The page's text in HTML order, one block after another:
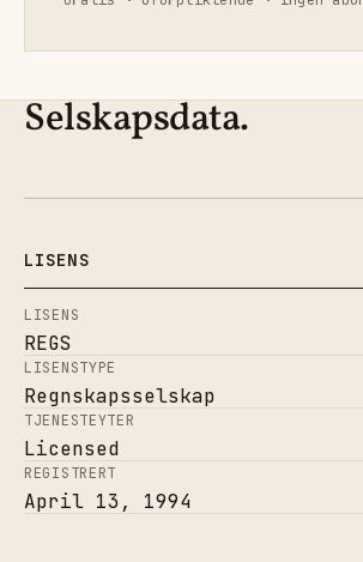
Selskapsdata.
LISENS
LISENS
REGS
LISENSTYPE
Regnskapsselskap
TJENESTEYTER
Licensed
REGISTRERT
April 13, 1994